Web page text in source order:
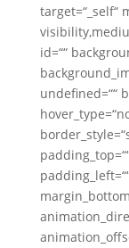
target=“_self“
id=““
undefined=““